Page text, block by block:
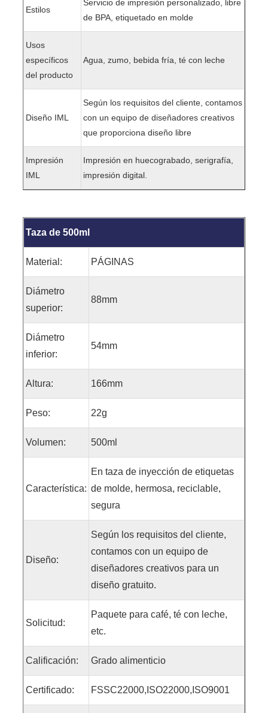
Estilos
Servicio de impresión personalizado, libre
de BPA, etiquetado en molde
Usos
específicos
del producto
Agua, zumo, bebida fría, té con leche
Diseño IML
Según los requisitos del cliente, contamos
con un equipo de diseñadores creativos
que proporciona diseño libre
Impresión
IML
Impresión en huecograbado, serigrafía,
impresión digital.
Taza de 500ml
Material: PÁGINAS
Diámetro
superior:
88mm
Diámetro
inferior:
54mm
Altura: 166mm
Peso: 22g
Volumen: 500ml
Característica:
En taza de inyección de etiquetas
de molde, hermosa, reciclable,
segura
Diseño:
Según los requisitos del cliente,
contamos con un equipo de
diseñadores creativos para un
diseño gratuito.
Solicitud:
Paquete para café, té con leche,
etc.
Calificación: Grado alimenticio
Certificado: FSSC22000,ISO22000,ISO9001